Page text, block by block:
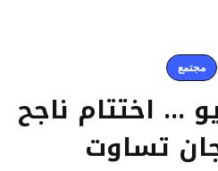
مجتمع
… اختتام ناجح
تساوت